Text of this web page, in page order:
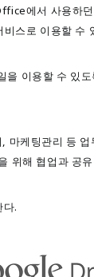
에서 사용하
스로 이용할 수
이용할 수 있
마케팅관리 등
위해 협업과 공
.